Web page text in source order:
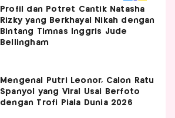
Profil dan Potret Cantik Natasha
Rizky yang Berkhayal Nikah dengan
Bintang Timnas Inggris Jude
Bellingham
Mengenal Putri Leonor, Calon Ratu
Spanyol yang Viral Usai Berfoto
dengan Trofi Piala Dunia 2026